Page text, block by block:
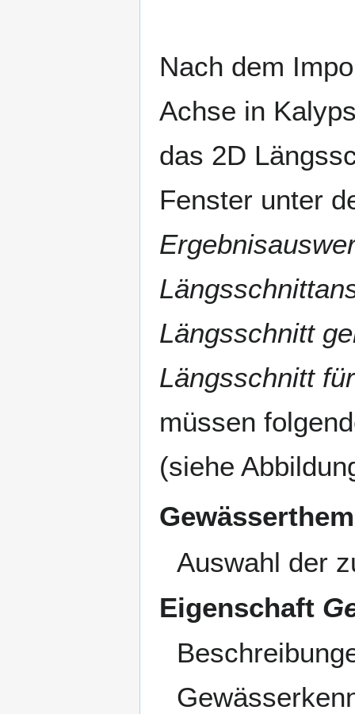
Nach dem
Achse in
das 2D
Fenster unter
Längsschnitt
Längsschnitt
müssen
(siehe
Auswahl der
Eigenschaft